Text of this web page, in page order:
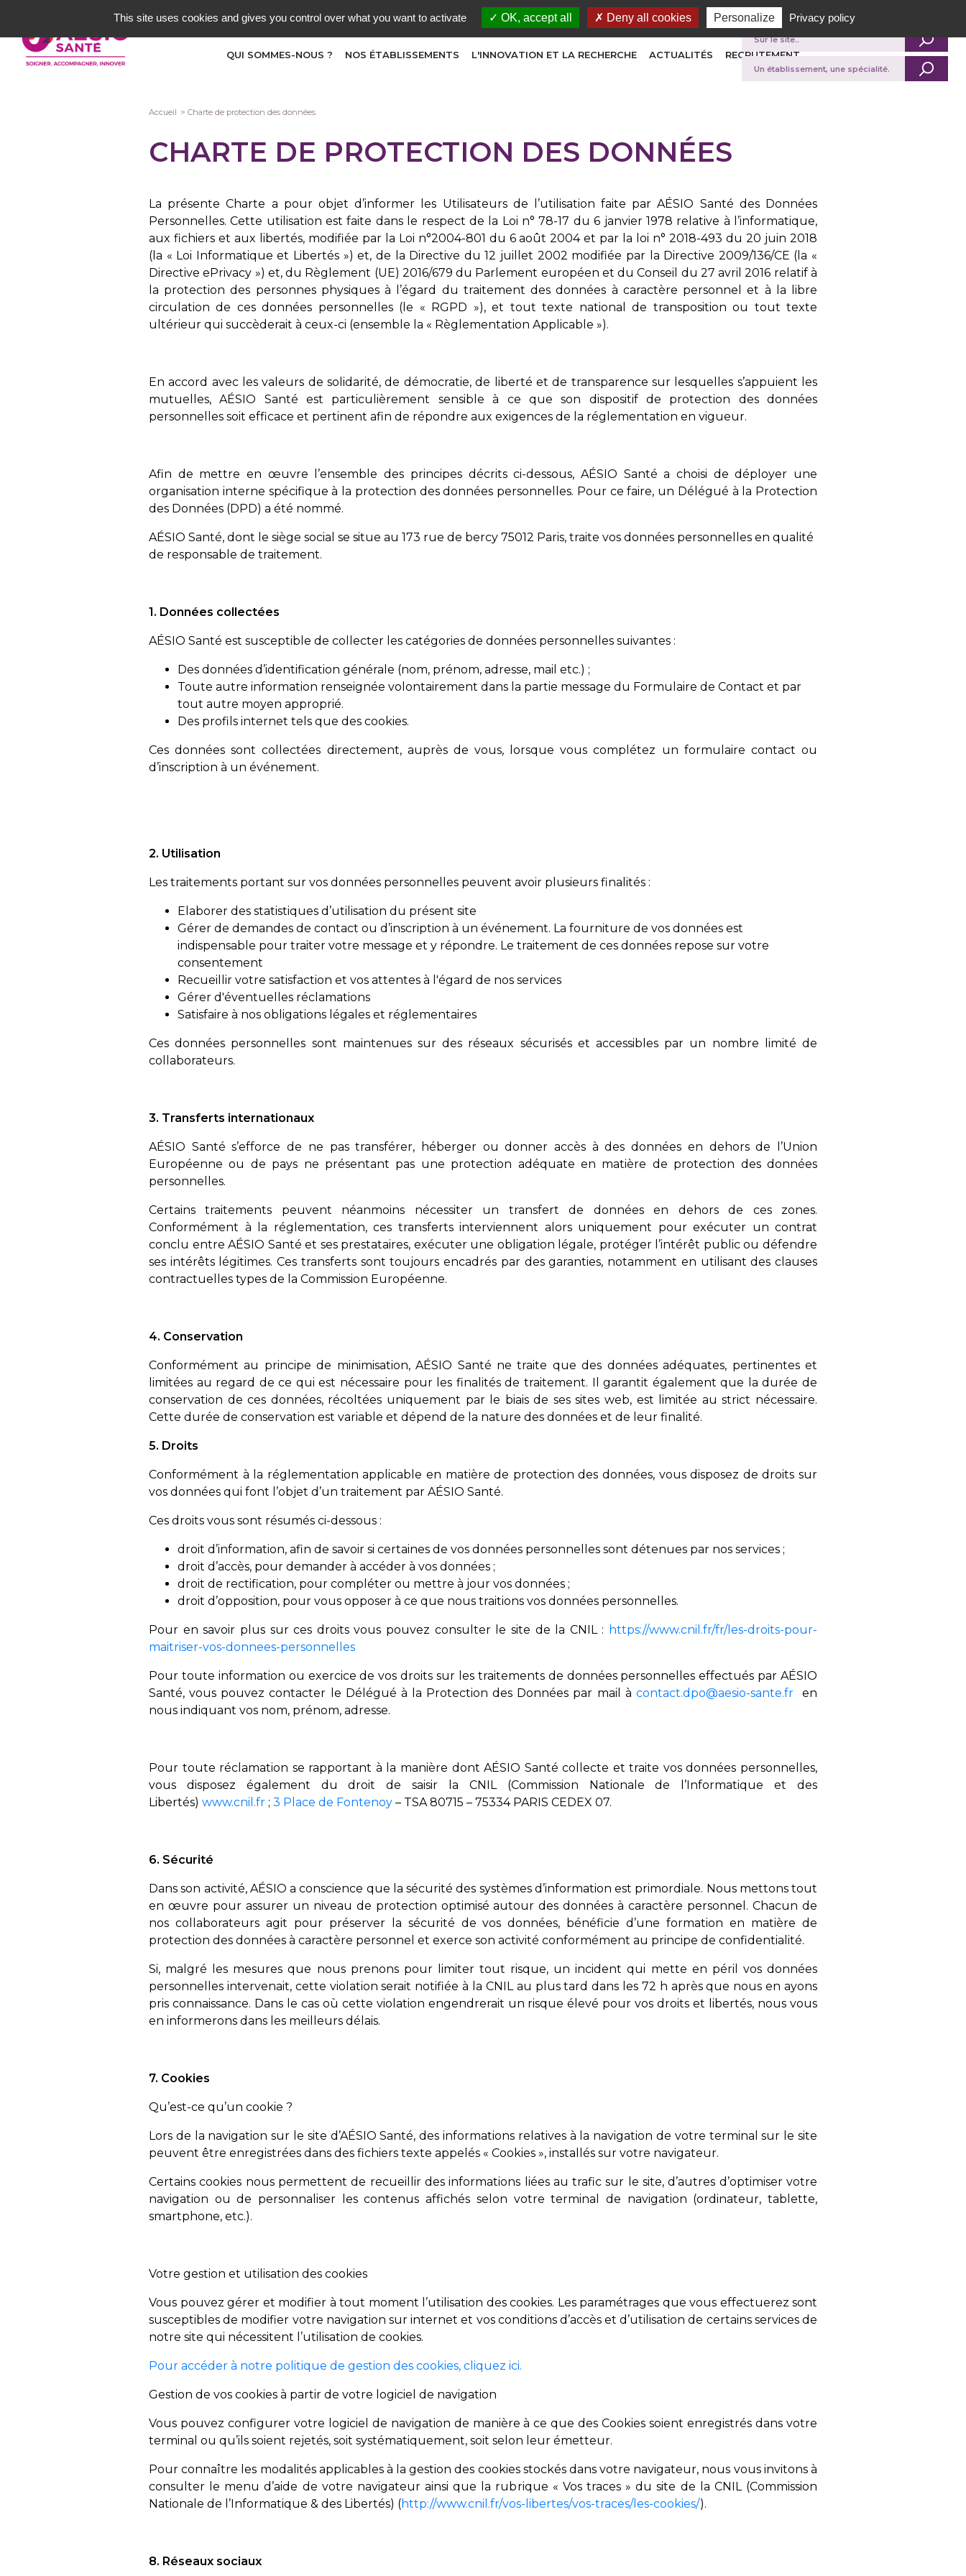
contenu
principal
QUI SOMMES-NOUS ? NOS ÉTABLISSEMENTS L'INNOVATION ET LA RECHERCHE ACTUALITÉS RECRUTEMENT
Je recherche
Fil
d'Ariane
Accueil Charte de protection des données
CHARTE DE PROTECTION DES DONNÉES
La présente Charte a pour objet d’informer les Utilisateurs de l’utilisation faite par AÉSIO Santé des Données
Personnelles. Cette utilisation est faite dans le respect de la Loi n° 78-17 du 6 janvier 1978 relative à l’informatique,
aux fichiers et aux libertés, modifiée par la Loi n°2004-801 du 6 août 2004 et par la loi n° 2018-493 du 20 juin 2018
(la « Loi Informatique et Libertés ») et, de la Directive du 12 juillet 2002 modifiée par la Directive 2009/136/CE (la «
Directive ePrivacy ») et, du Règlement (UE) 2016/679 du Parlement européen et du Conseil du 27 avril 2016 relatif à
la protection des personnes physiques à l’égard du traitement des données à caractère personnel et à la libre
circulation de ces données personnelles (le « RGPD »), et tout texte national de transposition ou tout texte
ultérieur qui succèderait à ceux-ci (ensemble la « Règlementation Applicable »).
En accord avec les valeurs de solidarité, de démocratie, de liberté et de transparence sur lesquelles s’appuient les
mutuelles, AÉSIO Santé est particulièrement sensible à ce que son dispositif de protection des données
personnelles soit efficace et pertinent afin de répondre aux exigences de la réglementation en vigueur.
Afin de mettre en œuvre l’ensemble des principes décrits ci-dessous, AÉSIO Santé a choisi de déployer une
organisation interne spécifique à la protection des données personnelles. Pour ce faire, un Délégué à la Protection
des Données (DPD) a été nommé.
AÉSIO Santé, dont le siège social se situe au 173 rue de bercy 75012 Paris, traite vos données personnelles en qualité
de responsable de traitement.
1. Données collectées
AÉSIO Santé est susceptible de collecter les catégories de données personnelles suivantes :
Des données d’identification générale (nom, prénom, adresse, mail etc.) ;
Toute autre information renseignée volontairement dans la partie message du Formulaire de Contact et par
tout autre moyen approprié.
Des profils internet tels que des cookies.
Ces données sont collectées directement, auprès de vous, lorsque vous complétez un formulaire contact ou
d’inscription à un événement.
2. Utilisation
Les traitements portant sur vos données personnelles peuvent avoir plusieurs finalités :
Elaborer des statistiques d’utilisation du présent site
Gérer de demandes de contact ou d’inscription à un événement. La fourniture de vos données est
indispensable pour traiter votre message et y répondre. Le traitement de ces données repose sur votre
consentement
Recueillir votre satisfaction et vos attentes à l'égard de nos services
Gérer d'éventuelles réclamations
Satisfaire à nos obligations légales et réglementaires
Ces données personnelles sont maintenues sur des réseaux sécurisés et accessibles par un nombre limité de
collaborateurs.
3. Transferts internationaux
AÉSIO Santé s’efforce de ne pas transférer, héberger ou donner accès à des données en dehors de l’Union
Européenne ou de pays ne présentant pas une protection adéquate en matière de protection des données
personnelles.
Certains traitements peuvent néanmoins nécessiter un transfert de données en dehors de ces zones.
Conformément à la réglementation, ces transferts interviennent alors uniquement pour exécuter un contrat
conclu entre AÉSIO Santé et ses prestataires, exécuter une obligation légale, protéger l’intérêt public ou défendre
ses intérêts légitimes. Ces transferts sont toujours encadrés par des garanties, notamment en utilisant des clauses
contractuelles types de la Commission Européenne.
4. Conservation
Conformément au principe de minimisation, AÉSIO Santé ne traite que des données adéquates, pertinentes et
limitées au regard de ce qui est nécessaire pour les finalités de traitement. Il garantit également que la durée de
conservation de ces données, récoltées uniquement par le biais de ses sites web, est limitée au strict nécessaire.
Cette durée de conservation est variable et dépend de la nature des données et de leur finalité.
5. Droits
Conformément à la réglementation applicable en matière de protection des données, vous disposez de droits sur
vos données qui font l’objet d’un traitement par AÉSIO Santé.
Ces droits vous sont résumés ci-dessous :
droit d’information, afin de savoir si certaines de vos données personnelles sont détenues par nos services ;
droit d’accès, pour demander à accéder à vos données ;
droit de rectification, pour compléter ou mettre à jour vos données ;
droit d’opposition, pour vous opposer à ce que nous traitions vos données personnelles.
Pour en savoir plus sur ces droits vous pouvez consulter le site de la CNIL : https://www.cnil.fr/fr/les-droits-pour-
maitriser-vos-donnees-personnelles
Pour toute information ou exercice de vos droits sur les traitements de données personnelles effectués par AÉSIO
Santé, vous pouvez contacter le Délégué à la Protection des Données par mail à contact.dpo@aesio-sante.fren
nous indiquant vos nom, prénom, adresse.
Pour toute réclamation se rapportant à la manière dont AÉSIO Santé collecte et traite vos données personnelles,
vous disposez également du droit de saisir la CNIL (Commission Nationale de l’Informatique et des
Libertés) www.cnil.fr ; 3 Place de Fontenoy – TSA 80715 – 75334 PARIS CEDEX 07.
6. Sécurité
Dans son activité, AÉSIO a conscience que la sécurité des systèmes d’information est primordiale. Nous mettons tout
en œuvre pour assurer un niveau de protection optimisé autour des données à caractère personnel. Chacun de
nos collaborateurs agit pour préserver la sécurité de vos données, bénéficie d’une formation en matière de
protection des données à caractère personnel et exerce son activité conformément au principe de confidentialité.
Si, malgré les mesures que nous prenons pour limiter tout risque, un incident qui mette en péril vos données
personnelles intervenait, cette violation serait notifiée à la CNIL au plus tard dans les 72 h après que nous en ayons
pris connaissance. Dans le cas où cette violation engendrerait un risque élevé pour vos droits et libertés, nous vous
en informerons dans les meilleurs délais.
7. Cookies
Qu’est-ce qu’un cookie ?
Lors de la navigation sur le site d’AÉSIO Santé, des informations relatives à la navigation de votre terminal sur le site
peuvent être enregistrées dans des fichiers texte appelés « Cookies », installés sur votre navigateur.
Certains cookies nous permettent de recueillir des informations liées au trafic sur le site, d’autres d’optimiser votre
navigation ou de personnaliser les contenus affichés selon votre terminal de navigation (ordinateur, tablette,
smartphone, etc.).
Votre gestion et utilisation des cookies
Vous pouvez gérer et modifier à tout moment l’utilisation des cookies. Les paramétrages que vous effectuerez sont
susceptibles de modifier votre navigation sur internet et vos conditions d’accès et d’utilisation de certains services de
notre site qui nécessitent l’utilisation de cookies.
Pour accéder à notre politique de gestion des cookies, cliquez ici.
Gestion de vos cookies à partir de votre logiciel de navigation
Vous pouvez configurer votre logiciel de navigation de manière à ce que des Cookies soient enregistrés dans votre
terminal ou qu’ils soient rejetés, soit systématiquement, soit selon leur émetteur.
Pour connaître les modalités applicables à la gestion des cookies stockés dans votre navigateur, nous vous invitons à
consulter le menu d’aide de votre navigateur ainsi que la rubrique « Vos traces » du site de la CNIL (Commission
Nationale de l’Informatique & des Libertés) (http://www.cnil.fr/vos-libertes/vos-traces/les-cookies/).
8. Réseaux sociaux
This site uses cookies and gives you control over what you want to activate OK, accept all Deny all cookies Personalize Privacy policy